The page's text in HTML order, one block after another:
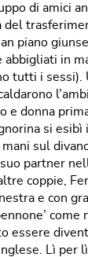
di amici
del
piano
abbigliati in
tutti i sessi).
e donna
si esibì
sul
partner
coppie,
e con
come
essere
Lì per